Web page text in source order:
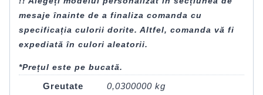
mesaje înainte de a finaliza comanda cu
specificația culorii dorite. Altfel, comanda vă fi
expediată în culori aleatorii.
*Prețul este pe bucată.
Greutate 0,0300000 kg